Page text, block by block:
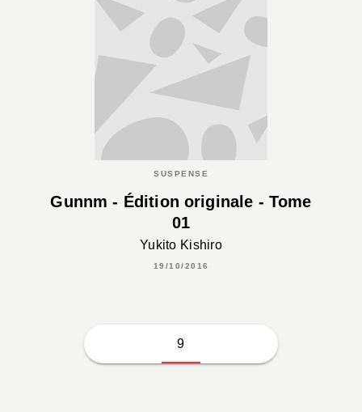
SUSPENSE
Gunnm - Édition originale - Tome
01
Yukito Kishiro
19/10/2016
9